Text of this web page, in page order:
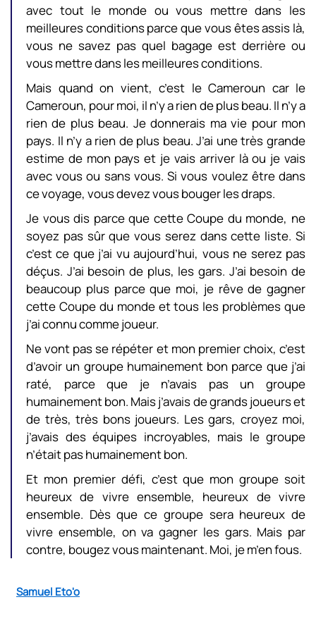
avec tout le monde ou vous mettre dans les
meilleures conditions parce que vous êtes assis là,
vous ne savez pas quel bagage est derrière ou
vous mettre dans les meilleures conditions.
Mais quand on vient, c’est le Cameroun car le
Cameroun, pour moi, il n’y a rien de plus beau. Il n’y a
rien de plus beau. Je donnerais ma vie pour mon
pays. Il n’y a rien de plus beau. J’ai une très grande
estime de mon pays et je vais arriver là ou je vais
avec vous ou sans vous. Si vous voulez être dans
ce voyage, vous devez vous bouger les draps.
Je vous dis parce que cette Coupe du monde, ne
soyez pas sûr que vous serez dans cette liste. Si
c’est ce que j’ai vu aujourd’hui, vous ne serez pas
déçus. J’ai besoin de plus, les gars. J’ai besoin de
beaucoup plus parce que moi, je rêve de gagner
cette Coupe du monde et tous les problèmes que
j’ai connu comme joueur.
Ne vont pas se répéter et mon premier choix, c’est
d’avoir un groupe humainement bon parce que j’ai
raté, parce que je n’avais pas un groupe
humainement bon. Mais j’avais de grands joueurs et
de très, très bons joueurs. Les gars, croyez moi,
j’avais des équipes incroyables, mais le groupe
n’était pas humainement bon.
Et mon premier défi, c’est que mon groupe soit
heureux de vivre ensemble, heureux de vivre
ensemble. Dès que ce groupe sera heureux de
vivre ensemble, on va gagner les gars. Mais par
contre, bougez vous maintenant. Moi, je m’en fous.
Samuel Eto'o